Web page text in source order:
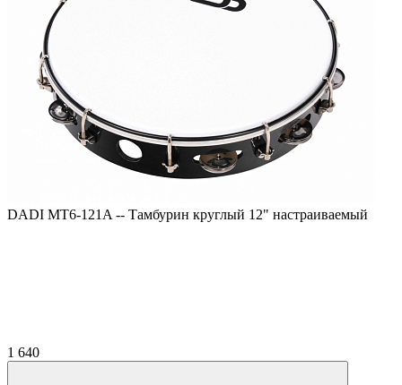
DADI MT6-121A -- Тамбурин круглый 12" настраиваемый
1 640